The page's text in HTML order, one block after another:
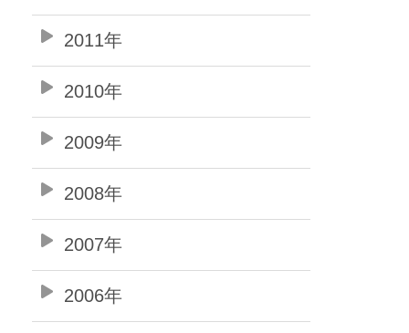
2011年
2010年
2009年
2008年
2007年
2006年